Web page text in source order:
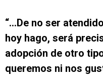
“…De no ser
hoy hago, será
adopción de otro
queremos ni nos